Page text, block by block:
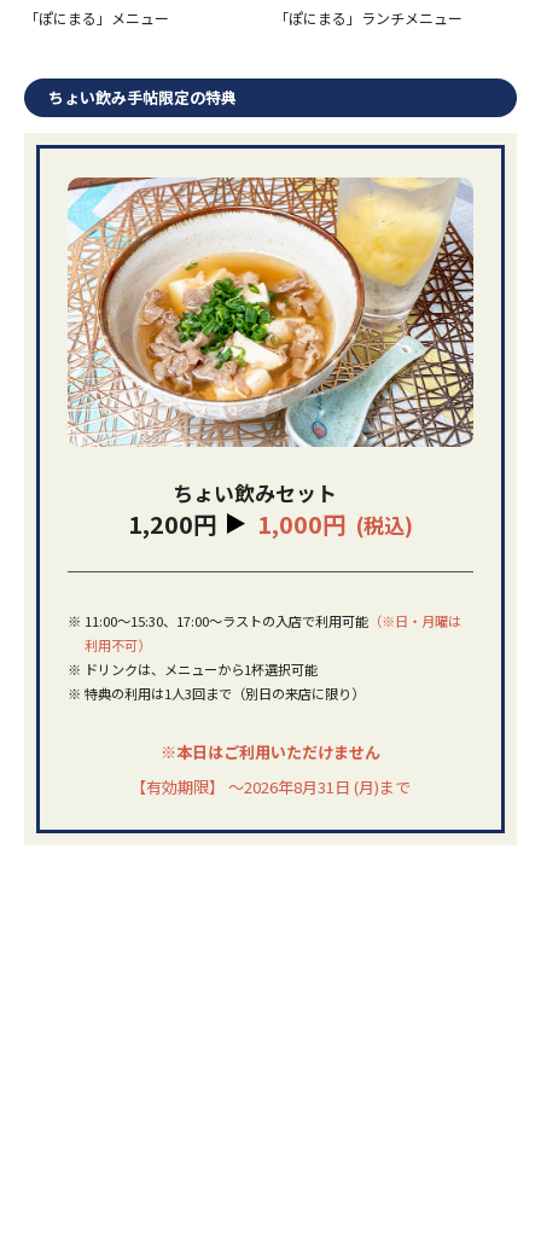
「ぽにまる」メニュー 「ぽにまる」ランチメニュー
ちょい飲み手帖限定の特典
ちょい飲みセット
1,200円 1,000円 (税込)
※ 11:00～15:30、17:00～ラストの入店で利用可能（※日・月曜は
利用不可）
※ ドリンクは、メニューから1杯選択可能
※ 特典の利用は1人3回まで（別日の来店に限り）
※本日はご利用いただけません
【有効期限】 ～2026年8月31日 (月)まで